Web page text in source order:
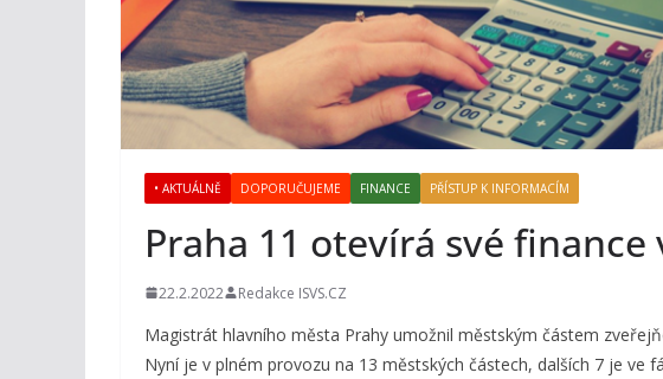
• AKTUÁLNĚ DOPORUČUJEME FINANCE PŘÍSTUP K INFORMACÍM
Praha 11 otevírá své
22.2.2022 Redakce ISVS.CZ
Magistrát hlavního města Prahy umožnil městským částem
Nyní je v plném provozu na 13 městských částech, dalších 7 je ve